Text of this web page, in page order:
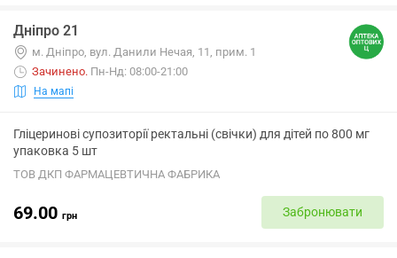
Дніпро 21
м. Дніпро, вул. Данили Нечая, 11, прим. 1
Зачинено. Пн-Нд: 08:00-21:00
На мапі
Гліцеринові супозиторії ректальні (свічки) для дітей по 800 мг
упаковка 5 шт
ТОВ ДКП ФАРМАЦЕВТИЧНА ФАБРИКА
69.00 грн Забронювати